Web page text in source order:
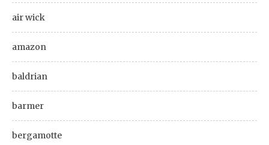
air wick
amazon
baldrian
barmer
bergamotte